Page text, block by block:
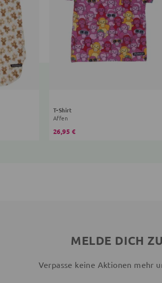
T-Shirt
Affen
26,95 €
MELDE DICH
Verpasse keine Aktionen mehr